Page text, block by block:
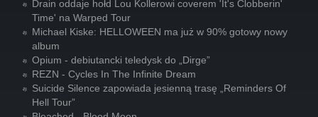
Drain oddaje hołd Lou Kollerowi coverem 'It's Clobberin'
Time' na Warped Tour
Michael Kiske: HELLOWEEN ma już w 90% gotowy nowy
album
Opium - debiutancki teledysk do „Dirge”
REZN - Cycles In The Infinite Dream
Suicide Silence zapowiada jesienną trasę „Reminders Of
Hell Tour”